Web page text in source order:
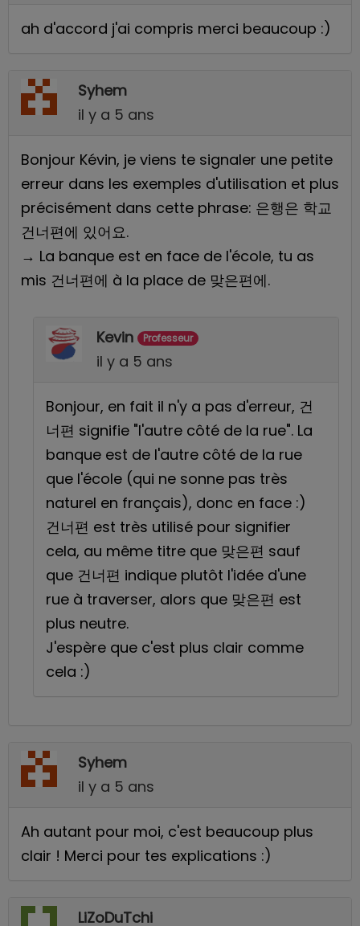
ah d'accord j'ai compris merci beaucoup :)
Syhem
il y a 5 ans
Bonjour Kévin, je viens te signaler une petite
erreur dans les exemples d'utilisation et plus
précisément dans cette phrase: 은행은 학교
건너편에 있어요.
→ La banque est en face de l'école, tu as
mis 건너편에 à la place de 맞은편에.
Kevin Professeur
il y a 5 ans
Bonjour, en fait il n'y a pas d'erreur, 건
너편 signifie "l'autre côté de la rue". La
banque est de l'autre côté de la rue
que l'école (qui ne sonne pas très
naturel en français), donc en face :)
건너편 est très utilisé pour signifier
cela, au même titre que 맞은편 sauf
que 건너편 indique plutôt l'idée d'une
rue à traverser, alors que 맞은편 est
plus neutre.
J'espère que c'est plus clair comme
cela :)
Syhem
il y a 5 ans
Ah autant pour moi, c'est beaucoup plus
clair ! Merci pour tes explications :)
LiZoDuTchi